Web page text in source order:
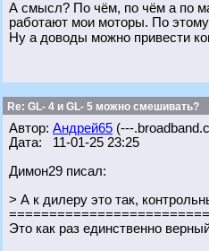
А смысл? По чём, по чём а по
работают мои моторы. По
Ну а доводы можно привести
Re: GL- 4 и GL- 5 можно смешивать?
Автор: Андрей65 (---
Дата: 11-01-25 23:25
Димон29 писал:
> А к дилеру это так,
Это как раз единственно